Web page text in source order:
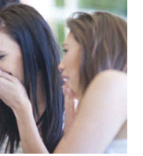
PARA PROFESIONALES
CUPONES
DÓNDE COMPRAR
PE (ES)